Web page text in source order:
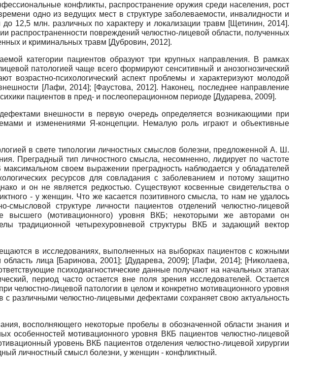
конфликты, распространение оружия среди населения, рост
одно из ведущих мест в структуре заболеваемости, инвалидности и
12,5 млн. различных по характеру и локализации травм [Щетинин, 2014].
распространенности повреждений челюстно-лицевой области, полученных
и криминальных травм [Дубровин, 2012].
категории пациентов образуют три крупных направления. В рамках
патологией чаще всего формируют сенситивный и анозогнозический
возрастно-психологический аспект проблемы и характеризуют молодой
[Лафи, 2014]; [Фаустова, 2012]. Наконец, последнее направление
пациентов в пред- и послеоперационном периоде [Дударева, 2009].
внешности в первую очередь определяется возникающими при
и изменениями Я-концепции. Немалую роль играют и объективные
в свете типологии личностных смыслов болезни, предложенной А. Ш.
Преградный тип личностного смысла, несомненно, лидирует по частоте
своем выражении преградность наблюдается у обладателей
ресурсов для совладания с заболеванием и потому защитно
и он не является редкостью. Существуют косвенные свидетельства о
- у женщин. Что же касается позитивного смысла, то нам не удалось
структуре личности пациентов отделений челюстно-лицевой
высшего (мотивационного) уровня ВКБ; некоторыми же авторами он
традиционной четырехуровневой структуры ВКБ и задающий вектор
в исследованиях, выполненных на выборках пациентов с кожными
лица [Баринова, 2001]; [Дударева, 2009]; [Лафи, 2014]; [Николаева,
психодиагностические данные получают на начальных этапах
период часто остается вне поля зрения исследователей. Остается
челюстно-лицевой патологии в целом и конкретно мотивационного уровня
с различными челюстно-лицевыми дефектами сохраняет свою актуальность
восполняющего некоторые пробелы в обозначенной области знания и
особенностей мотивационного уровня ВКБ пациентов челюстно-лицевой
уровень ВКБ пациентов отделения челюстно-лицевой хирургии
личностный смысл болезни, у женщин - конфликтный.